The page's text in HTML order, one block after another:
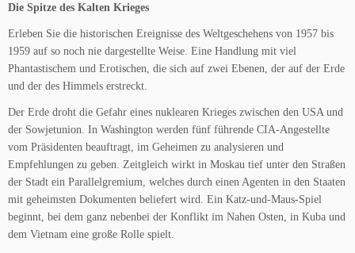
Die Spitze des Kalten Krieges
Erleben Sie die historischen Ereignisse des Weltgeschehens von 1957 bis
1959 auf so noch nie dargestellte Weise. Eine Handlung mit viel
Phantastischem und Erotischen, die sich auf zwei Ebenen, der auf der Erde
und der des Himmels erstreckt.
Der Erde droht die Gefahr eines nuklearen Krieges zwischen den USA und
der Sowjetunion. In Washington werden fünf führende CIA-Angestellte
vom Präsidenten beauftragt, im Geheimen zu analysieren und
Empfehlungen zu geben. Zeitgleich wirkt in Moskau tief unter den Straßen
der Stadt ein Parallelgremium, welches durch einen Agenten in den Staaten
mit geheimsten Dokumenten beliefert wird. Ein Katz-und-Maus-Spiel
beginnt, bei dem ganz nebenbei der Konflikt im Nahen Osten, in Kuba und
dem Vietnam eine große Rolle spielt.